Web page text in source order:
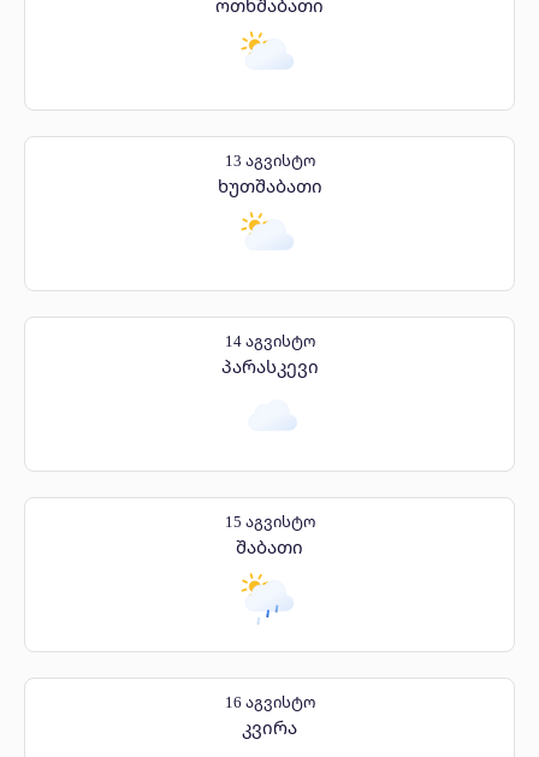
ოთხშაბათი
13 აგვისტო
ხუთშაბათი
14 აგვისტო
პარასკევი
15 აგვისტო
შაბათი
16 აგვისტო
კვირა